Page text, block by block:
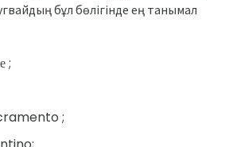
бұл бөлігінде ең танымал
;
;